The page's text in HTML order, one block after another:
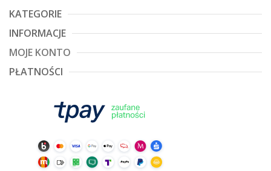
KATEGORIE
INFORMACJE
MOJE KONTO
PŁATNOŚCI